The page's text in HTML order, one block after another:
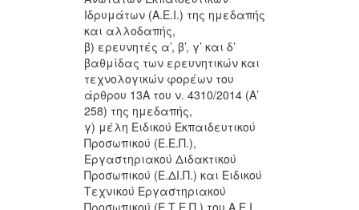
Ιδρυμάτων (Α.Ε.Ι.) της ημεδαπής
και αλλοδαπής,
β) ερευνητές α’, β’, γ’ και δ’
βαθμίδας των ερευνητικών και
τεχνολογικών φορέων του
άρθρου 13Α του ν. 4310/2014 (Α’
258) της ημεδαπής,
γ) μέλη Ειδικού Εκπαιδευτικού
Προσωπικού (Ε.Ε.Π.),
Εργαστηριακού Διδακτικού
Προσωπικού (Ε.ΔΙ.Π.) και Ειδικού
Τεχνικού Εργαστηριακού